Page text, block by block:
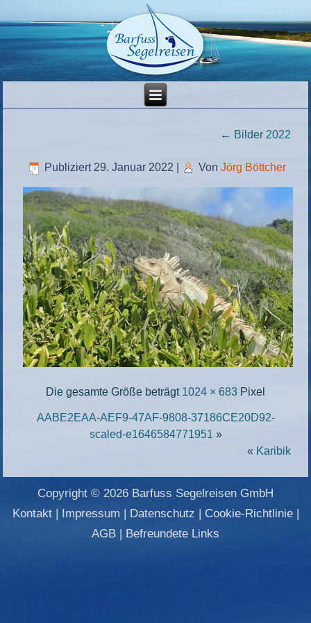
← Bilder 2022
Publiziert 29. Januar 2022 Von Jörg Böttcher
Die gesamte Größe beträgt 1024 × 683 Pixel
AABE2EAA-AEF9-47AF-9808-37186CE20D92-
scaled-e1646584771951 »
« Karibik
Copyright © 2026 Barfuss Segelreisen GmbH
Kontakt| Impressum | Datenschutz | Cookie-Richtlinie|
AGB | Befreundete Links